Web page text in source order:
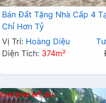
Bán Đất Tặng Nhà Cấp 4
Chỉ Hơn Tỷ
Vị Trí: Hoàng Diệu
Diện Tích: 374m²
CHƯƠNG MỸ ĐB